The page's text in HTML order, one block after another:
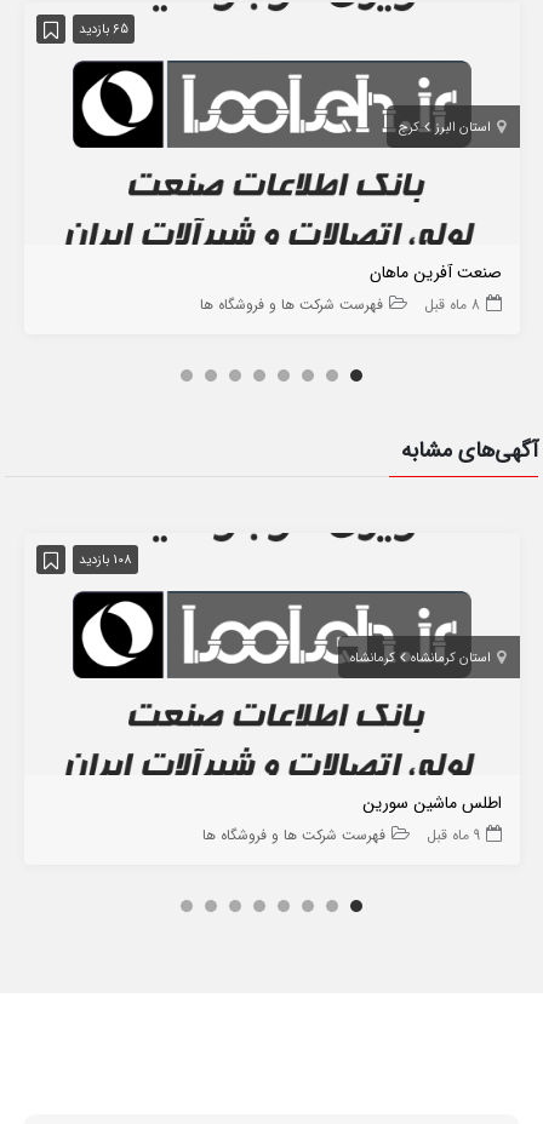
65 بازدید
استان البرز کرج
صنعت آفرین ماهان
8 ماه قبل فهرست شرکت ها و فروشگاه ها
آگهی‌های مشابه
108 بازدید
استان کرمانشاه کرمانشاه
اطلس ماشین سورین
9 ماه قبل فهرست شرکت ها و فروشگاه ها